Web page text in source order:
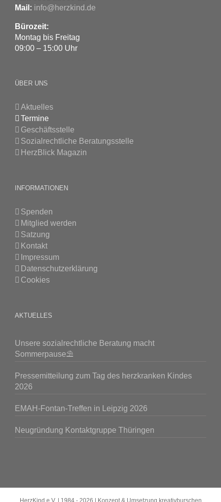
Mail: info@herzkind.de
Bürozeit:
Montag bis Freitag
09:00 – 15:00 Uhr
ÜBER UNS
Aktuelles
Termine
Geschäftsstelle
Sozialrechtliche Beratungsstelle
HerzBlick Magazin
INFORMATIONEN
Spenden
Mitglied werden
Satzung
Kontakt
Impressum
Datenschutzerklärung
Cookies
AKTUELLES
Unsere sozialrechtliche Beratung macht
Sommerpause⛱️
Pressemitteilung zum Tag des herzkranken Kindes
2026
EMAH-Fontan-Treffen in Leipzig 2026
Neugründung Kontaktgruppe Thüringen